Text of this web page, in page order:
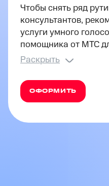
Чтобы снять ряд
консультантов,
услуги умного
помощника от МТС
Раскрыть
ОФОРМИТЬ